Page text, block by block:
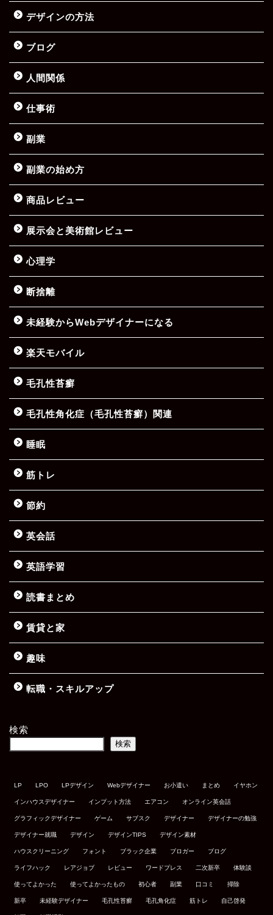
デザインの方法
ブログ
人間関係
仕事術
副業
副業の始め方
商品レビュー
展示会と美術館レビュー
心理学
断捨離
未経験からWebデザイナーになる
楽天モバイル
毛孔性苔癬
毛孔性角化症（毛孔性苔癬）関連
睡眠
筋トレ
節約
英会話
英語学習
読書まとめ
賃貸と家
趣味
転職・スキルアップ
検索
検索
LP LPO LPデザイン Webデザイナー お小遣い まとめ イヤホン
インハウスデザイナー インプット方法 エアコン オンライン英会話
グラフィックデザイナー ゲーム サブスク デザイナー デザイナーの勉強
デザイナー就職 デザイン デザインTIPS デザイン素材
ハウスクリーニング フォント ブラック企業 ブロガー ブログ
ライフハック レアジョブ レビュー ワードプレス 二次新卒 体験談
使ってよかった 使ってよかったもの 初心者 副業 口コミ 掃除
新卒 未経験デザイナー 毛孔性苔癬 毛孔角化症 筋トレ 自己啓発